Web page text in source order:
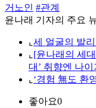
거노인 #관계
윤나래 기자의 주요
⌞ 세 얼굴의 발
⌞ [윤나래의 세
대’ 취향엔 나
⌞ ‘경험 無도 환
좋아요0